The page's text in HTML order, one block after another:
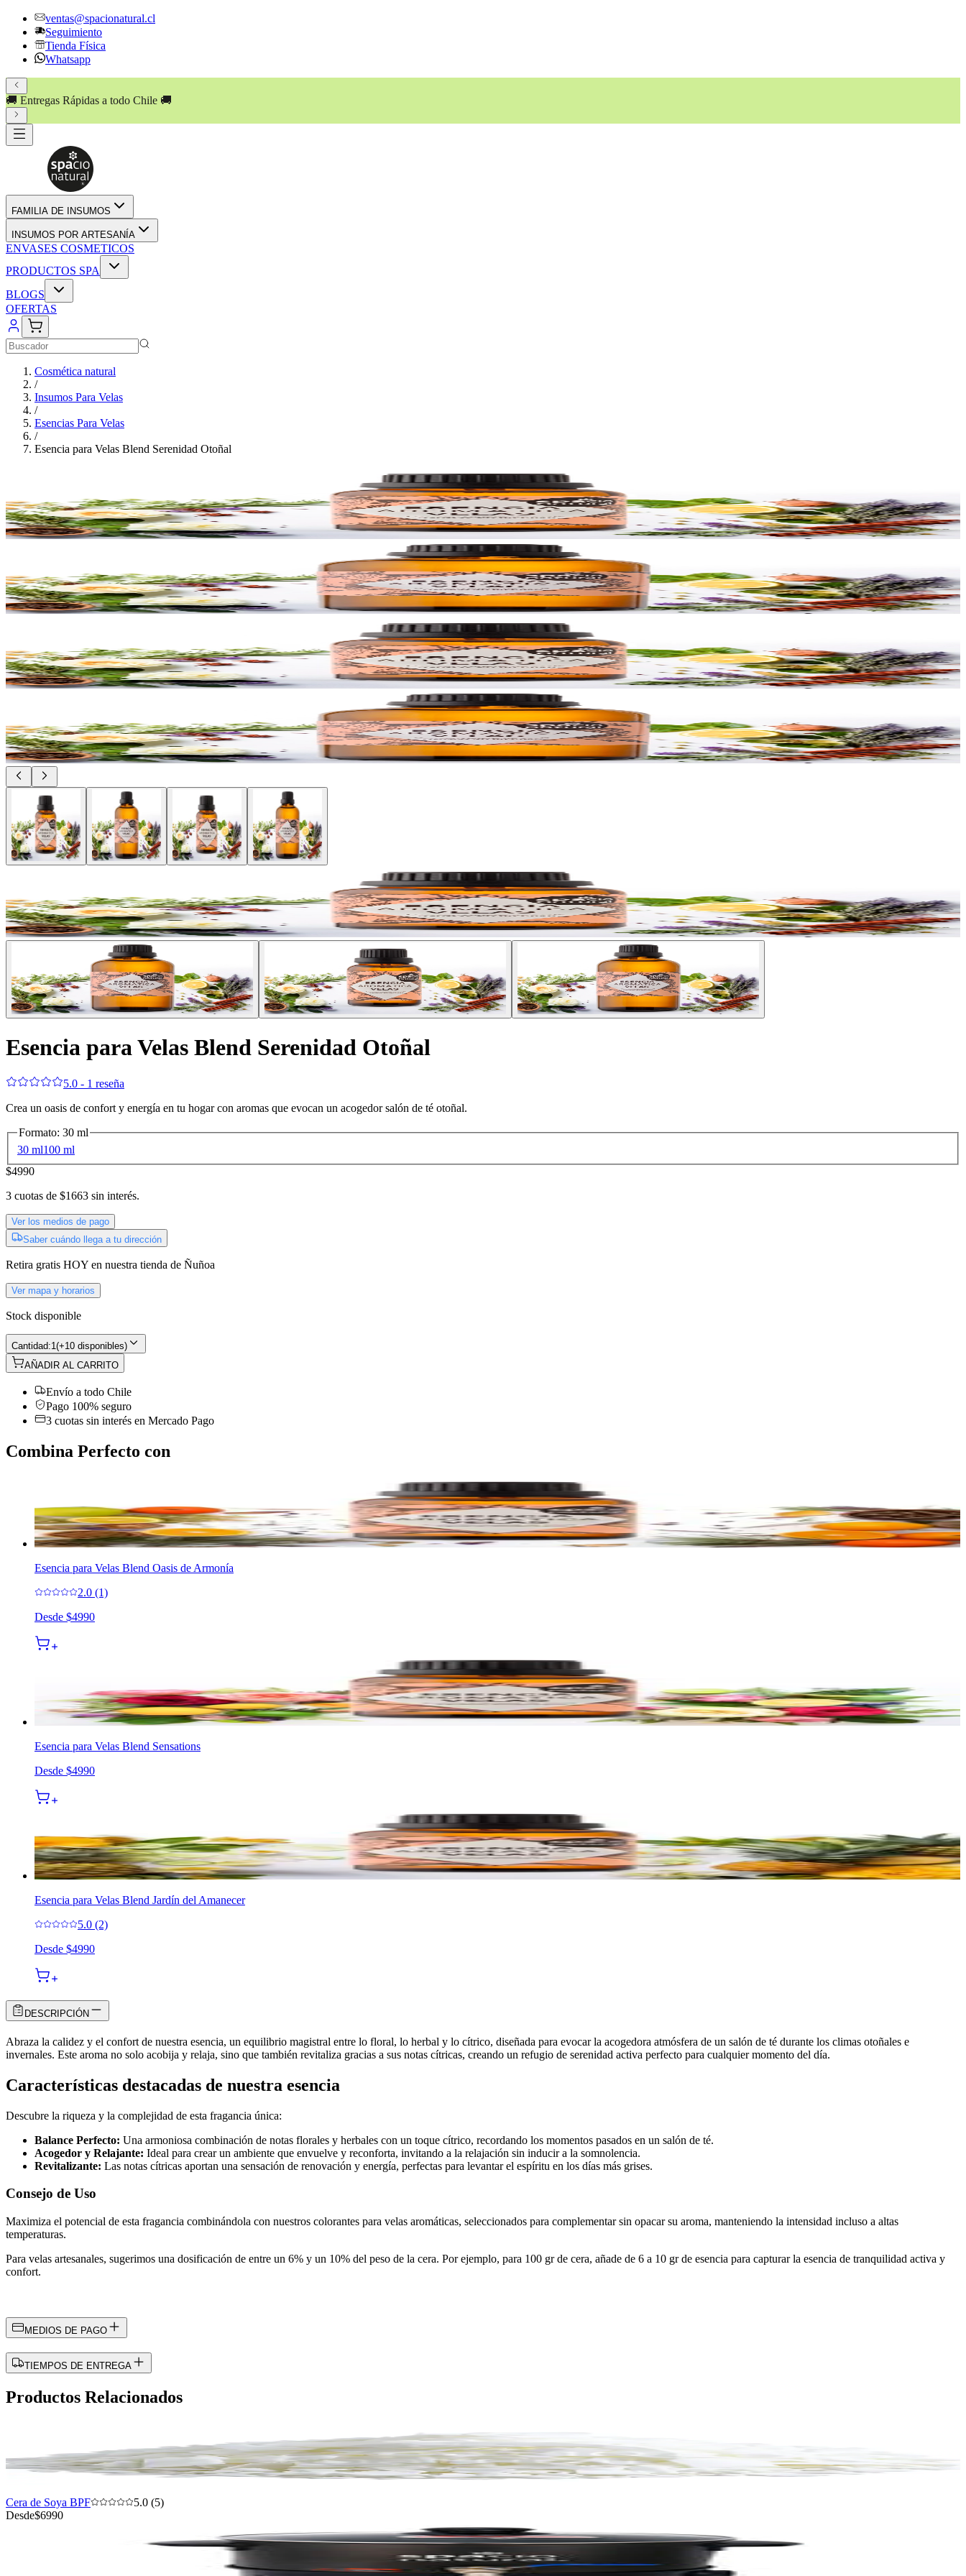
ventas@spacionatural.cl
Seguimiento
Tienda Física
Whatsapp
🚚 Entregas Rápidas a todo Chile 🚚
FAMILIA DE INSUMOS
INSUMOS POR ARTESANÍA
ENVASES COSMETICOS
PRODUCTOS SPA
BLOGS
OFERTAS
Cosmética natural
/
Insumos Para Velas
/
Esencias Para Velas
/
Esencia para Velas Blend Serenidad Otoñal
Esencia para Velas Blend Serenidad Otoñal
5.0 - 1 reseña
Crea un oasis de confort y energía en tu hogar con aromas que evocan un acogedor salón de té otoñal.
Formato: 30 ml
30 ml100 ml
$4990
3 cuotas de $1663 sin interés.
Ver los medios de pago
Saber cuándo llega a tu dirección
Retira gratis HOY en nuestra tienda de Ñuñoa
Ver mapa y horarios
Stock disponible
Cantidad:1 (+10 disponibles)
AÑADIR AL CARRITO
Envío a todo Chile
Pago 100% seguro
3 cuotas sin interés en Mercado Pago
Combina Perfecto con
Esencia para Velas Blend Oasis de Armonía
2.0 (1)
Desde $4990
Esencia para Velas Blend Sensations
Desde $4990
Esencia para Velas Blend Jardín del Amanecer
5.0 (2)
Desde $4990
DESCRIPCIÓN
Abraza la calidez y el confort de nuestra esencia, un equilibrio magistral entre lo floral, lo herbal y lo cítrico, diseñada para evocar la acogedora atmósfera de un salón de té durante los climas otoñales e
invernales. Este aroma no solo acobija y relaja, sino que también revitaliza gracias a sus notas cítricas, creando un refugio de serenidad activa perfecto para cualquier momento del día.
Características destacadas de nuestra esencia
Descubre la riqueza y la complejidad de esta fragancia única:
Balance Perfecto: Una armoniosa combinación de notas florales y herbales con un toque cítrico, recordando los momentos pasados en un salón de té.
Acogedor y Relajante: Ideal para crear un ambiente que envuelve y reconforta, invitando a la relajación sin inducir a la somnolencia.
Revitalizante: Las notas cítricas aportan una sensación de renovación y energía, perfectas para levantar el espíritu en los días más grises.
Consejo de Uso
Maximiza el potencial de esta fragancia combinándola con nuestros colorantes para velas aromáticas, seleccionados para complementar sin opacar su aroma, manteniendo la intensidad incluso a altas
temperaturas.
Para velas artesanales, sugerimos una dosificación de entre un 6% y un 10% del peso de la cera. Por ejemplo, para 100 gr de cera, añade de 6 a 10 gr de esencia para capturar la esencia de tranquilidad activa y
confort.
MEDIOS DE PAGO
TIEMPOS DE ENTREGA
Productos Relacionados
Cera de Soya BPF
5.0 (5)
Desde$6990